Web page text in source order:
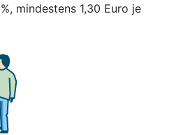
mindestens 1,30 Euro je